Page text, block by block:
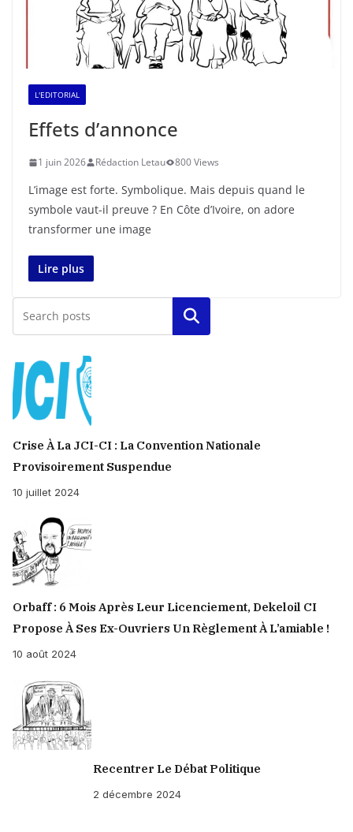
L'EDITORIAL
Effets d’annonce
1 juin 2026 Rédaction Letau 800 Views
L’image est forte. Symbolique. Mais depuis quand le
symbole vaut-il preuve ? En Côte d’Ivoire, on adore
transformer une image
Lire plus
Rechercher
Crise À La JCI-CI : La Convention Nationale
Provisoirement Suspendue
10 juillet 2024
Orbaff : 6 Mois Après Leur Licenciement, Dekeloil CI
Propose À Ses Ex-Ouvriers Un Règlement À L’amiable !
10 août 2024
Recentrer Le Débat Politique
2 décembre 2024